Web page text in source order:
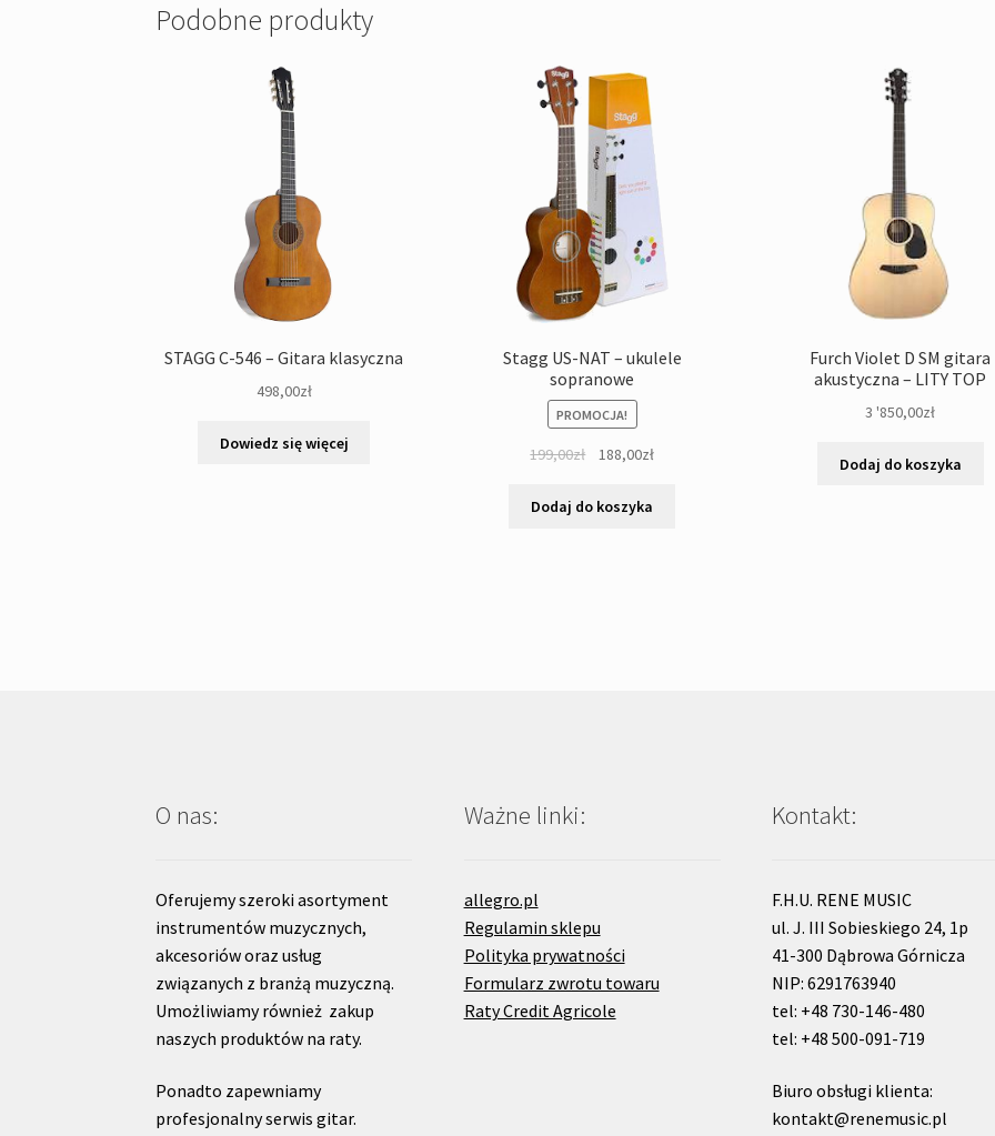
Podobne produkty
STAGG C-546 – Gitara klasyczna
498,00zł
Dowiedz się więcej
Stagg US-NAT – ukulele
sopranowe
PROMOCJA!
199,00zł
Pierwotna
wynosiła:
188,00złAktualna
Dodaj do koszyka
Furch Violet D SM gitara
akustyczna – LITY TOP
3 '850,00zł
Dodaj do koszyka
O nas:
Oferujemy szeroki asortyment
instrumentów muzycznych,
akcesoriów oraz usług
związanych z branżą muzyczną.
Umożliwiamy również zakup
naszych produktów na raty.
Ponadto zapewniamy
profesjonalny serwis gitar.
Ważne linki:
allegro.pl
Regulamin sklepu
Polityka prywatności
Formularz zwrotu towaru
Raty Credit Agricole
Kontakt:
F.H.U. RENE MUSIC
ul. J. III Sobieskiego 24, 1p
41-300 Dąbrowa Górnicza
NIP: 6291763940
tel: +48 730-146-480
tel: +48 500-091-719
Biuro obsługi klienta:
kontakt@renemusic.pl